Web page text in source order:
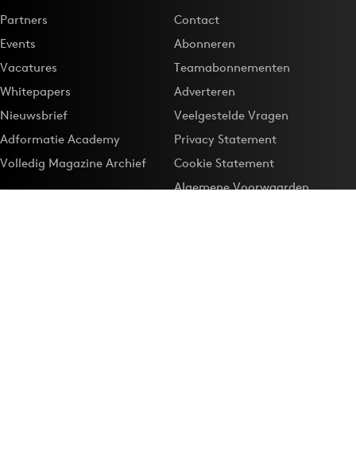
Partners
Events
Vacatures
Whitepapers
Nieuwsbrief
Adformatie Academy
Volledig Magazine Archief
Contact
Abonneren
Teamabonnementen
Adverteren
Veelgestelde Vragen
Privacy Statement
Cookie Statement
Algemene Voorwaarden